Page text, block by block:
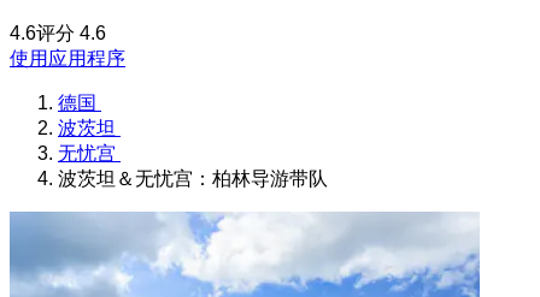
4.6评分 4.6
使用应用程序
德国
波茨坦
无忧宫
波茨坦＆无忧宫：柏林导游带队